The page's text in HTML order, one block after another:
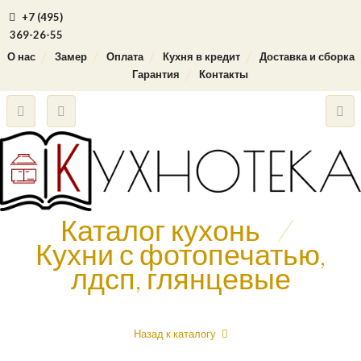
+7 (495)
369-26-55
О нас
Замер Оплата Кухня в кредит
Доставка и сборка
Гарантия
Контакты
Каталог кухонь /
Кухни с фотопечатью,
лдсп, глянцевые
Назад к каталогу